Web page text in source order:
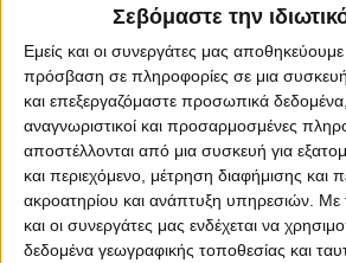
Σεβόμαστε την
Εμείς και οι συνεργάτες μας
πρόσβαση σε πληροφορίες σε μια
και επεξεργαζόμαστε προσωπικά
αναγνωριστικοί και προσαρμοσμένες
αποστέλλονται από μια συσκευή για
και περιεχόμενο, μέτρηση διαφήμισης και
ακροατηρίου και ανάπτυξη υπηρεσιών. Με
και οι συνεργάτες μας ενδέχεται να
δεδομένα γεωγραφικής τοποθεσίας και
About Offradio Business Class Terms &
Designed & developed byporcupine colors&